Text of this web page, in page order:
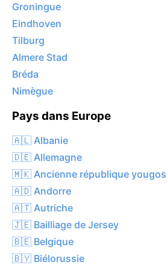
Groningue
Eindhoven
Tilburg
Almere Stad
Bréda
Nimègue
Pays dans Europe
🇦🇱 Albanie
🇩🇪 Allemagne
🇲🇰 Ancienne république
🇦🇩 Andorre
🇦🇹 Autriche
🇯🇪 Bailliage de Jersey
🇧🇪 Belgique
🇧🇾 Biélorussie